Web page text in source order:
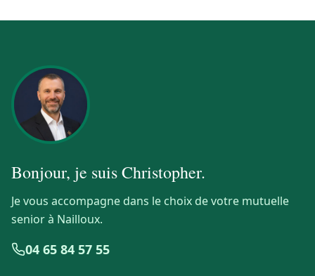
Bonjour, je suisChristopher.
Je vous accompagne dans le choix de votre mutuelle
senior à Nailloux.
04 65 84 57 55